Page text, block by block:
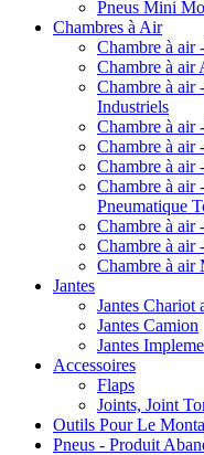
Pneus Mini
Chambres à Air
Chambre à air
Chambre à air
Chambre à air
Industriels
Chambre à air
Chambre à air
Chambre à air
Chambre à air
Pneumatique
Chambre à air
Chambre à air
Chambre à air
Jantes
Jantes Chariot
Jantes Camion
Jantes
Accessoires
Flaps
Joints, Joint
Outils Pour Le
Pneus - Produit